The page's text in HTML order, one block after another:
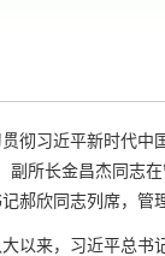
习近平新时代中国
副所长金昌杰同志
郝欣同志列席，管
来，习近平总书记